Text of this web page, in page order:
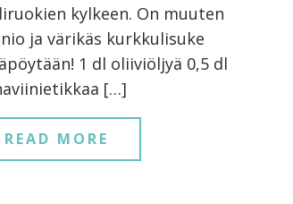
kylkeen. On muuten
ja värikäs kurkkulisuke
1 dl oliiviöljyä 0,5 dl
[…]
READ MORE